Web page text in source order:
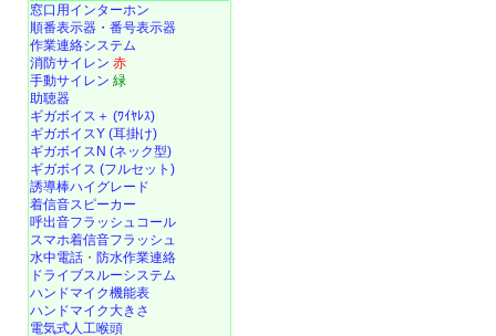
窓口用インターホン
順番表示器・番号表示器
作業連絡システム
消防サイレン 赤
手動サイレン 緑
助聴器
ギガボイス＋ (ﾜｲﾔﾚｽ)
ギガボイスY (耳掛け)
ギガボイスN (ネック型)
ギガボイス (フルセット)
誘導棒ハイグレード
着信音スピーカー
呼出音フラッシュコール
スマホ着信音フラッシュ
水中電話 ・ 防水作業連絡
ドライブスルーシステム
ハンドマイク機能表
ハンドマイク大きさ
電気式人工喉頭